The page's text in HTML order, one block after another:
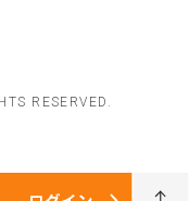
RESERVED.